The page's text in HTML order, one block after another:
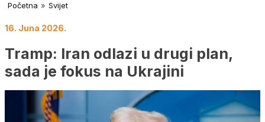
Početna » Svijet
16. Juna 2026.
Tramp: Iran odlazi u drugi plan,
sada je fokus na Ukrajini